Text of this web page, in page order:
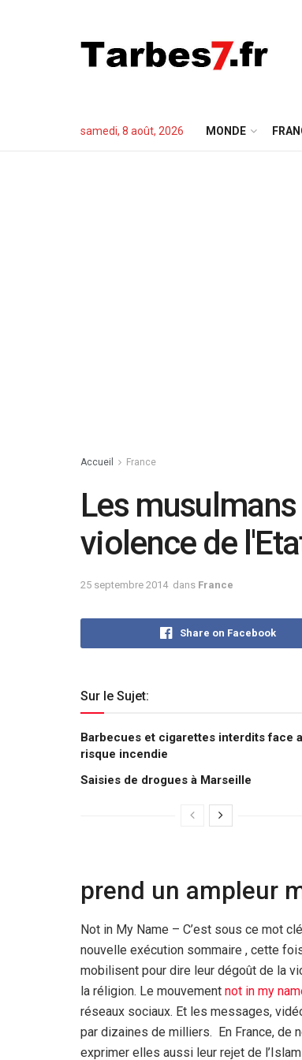
samedi, 8 août, 2026 MONDE
Accueil France
Les
violence de
25 septembre 2014 dans France
Share on Facebook
Sur le Sujet:
Barbecues et cigarettes interdits face
risque incendie
Saisies de drogues à Marseille
prend un ampleur
Not in My Name – C’est sous ce mot
nouvelle exécution sommaire , cette
mobilisent pour dire leur dégoût de la
la réligion. Le mouvement not in my
réseaux sociaux. Et les messages,
par dizaines de milliers. En France, de
exprimer elles aussi leur rejet de